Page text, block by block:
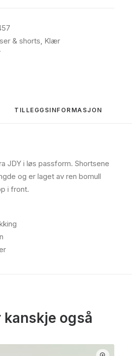
& shorts, Klær
TILLEGGSINFORMASJON
JDY i løs passform. Shortsene
og er laget av ren bomull
i front.
kanskje også